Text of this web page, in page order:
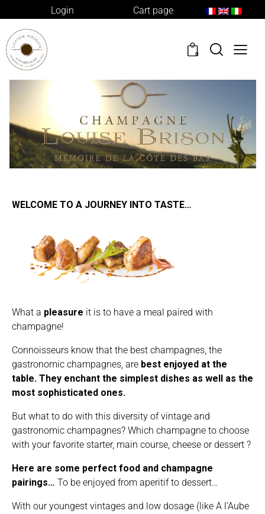
Login Cart page
0
WELCOME TO A JOURNEY INTO TASTE…
What a pleasure it is to have a meal paired with
champagne!
Connoisseurs know that the best champagnes, the
gastronomic champagnes, are best enjoyed at the
table. They enchant the simplest dishes as well as the
most sophisticated ones.
But what to do with this diversity of vintage and
gastronomic champagnes? Which champagne to choose
with your favorite starter, main course, cheese or dessert ?
Here are some perfect food and champagne
pairings… To be enjoyed from aperitif to dessert…
With our youngest vintages and low dosage (like A l’Aube